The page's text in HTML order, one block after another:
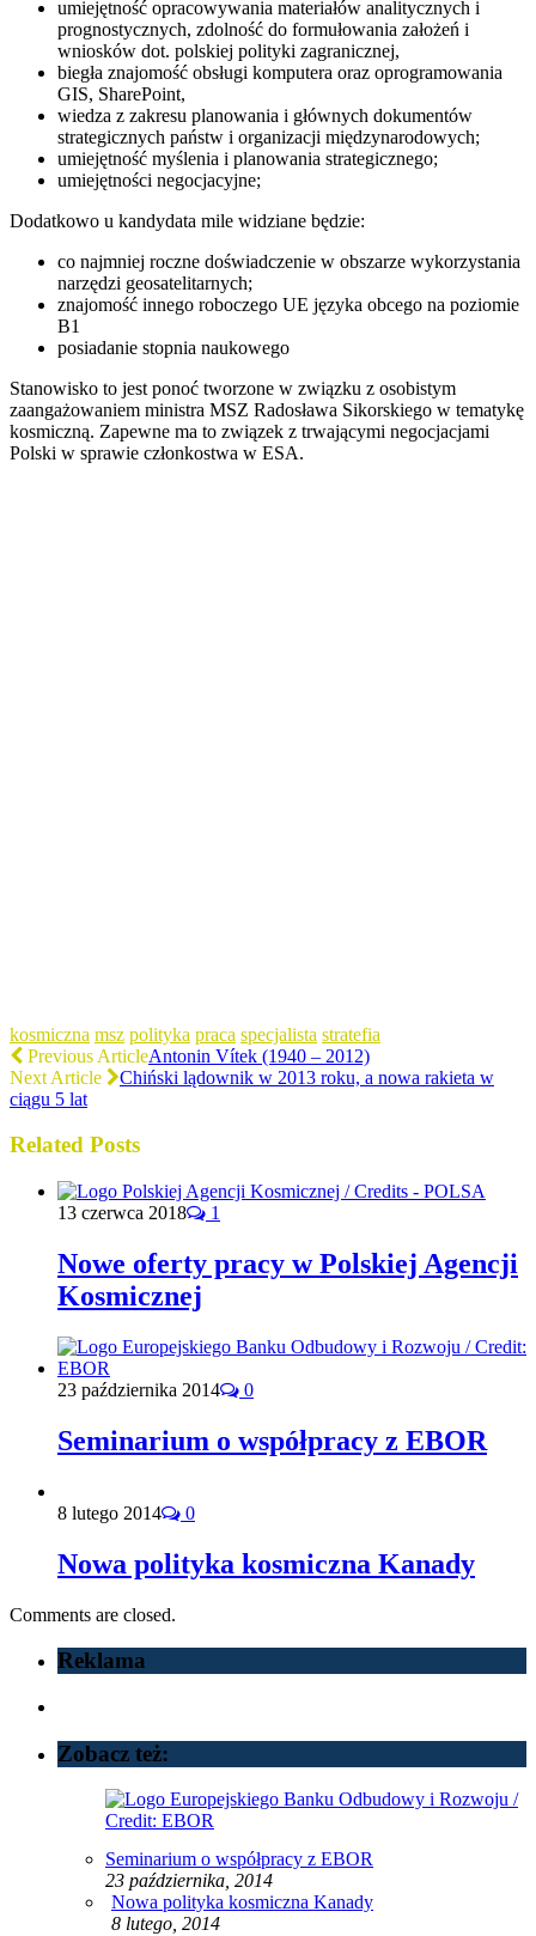
umiejętność opracowywania materiałów analitycznych i
prognostycznych, zdolność do formułowania założeń i
wniosków dot. polskiej polityki zagranicznej,
biegła znajomość obsługi komputera oraz oprogramowania
GIS, SharePoint,
wiedza z zakresu planowania i głównych dokumentów
strategicznych państw i organizacji międzynarodowych;
umiejętność myślenia i planowania strategicznego;
umiejętności negocjacyjne;
Dodatkowo u kandydata mile widziane będzie:
co najmniej roczne doświadczenie w obszarze wykorzystania
narzędzi geosatelitarnych;
znajomość innego roboczego UE języka obcego na poziomie
B1
posiadanie stopnia naukowego
Stanowisko to jest ponoć tworzone w związku z osobistym
zaangażowaniem ministra MSZ Radosława Sikorskiego w tematykę
kosmiczną. Zapewne ma to związek z trwającymi negocjacjami
Polski w sprawie członkostwa w ESA.
kosmiczna msz polityka praca specjalista stratefia
Previous ArticleAntonin Vítek (1940 – 2012)
Next Article
Chiński lądownik w 2013 roku, a nowa rakieta w
ciągu 5 lat
Related Posts
13 czerwca 2018 1
Nowe oferty pracy w Polskiej Agencji
Kosmicznej
23 października 2014 0
Seminarium o współpracy z EBOR
8 lutego 2014 0
Nowa polityka kosmiczna Kanady
Comments are closed.
Reklama
Zobacz też:
Seminarium o współpracy z EBOR
23 października, 2014
Nowa polityka kosmiczna Kanady
8 lutego, 2014